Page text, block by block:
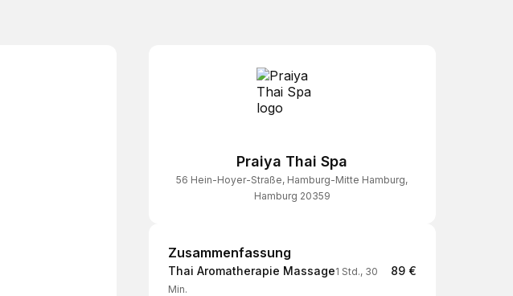
Praiya Thai Spa
56 Hein-Hoyer-Straße, Hamburg-Mitte Hamburg,
Hamburg 20359
Zusammenfassung
Zusammenfassung
Thai Aromatherapie Massage1 Std., 30
Min.
89 €